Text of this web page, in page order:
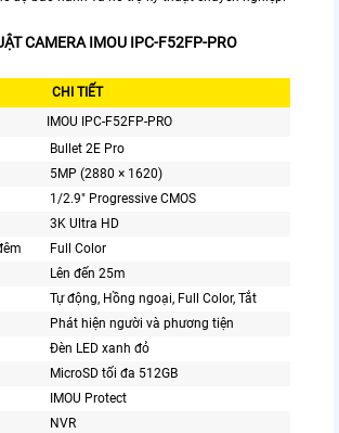
CAMERA IMOU IPC-F52FP-PRO
CHI TIẾT
IMOU IPC-F52FP-PRO
Bullet 2E Pro
5MP (2880 × 1620)
1/2.9" Progressive CMOS
3K Ultra HD
Full Color
Lên đến 25m
Tự động, Hồng ngoại, Full Color, Tắt
Phát hiện người và phương tiện
Đèn LED xanh đỏ
MicroSD tối đa 512GB
IMOU Protect
NVR